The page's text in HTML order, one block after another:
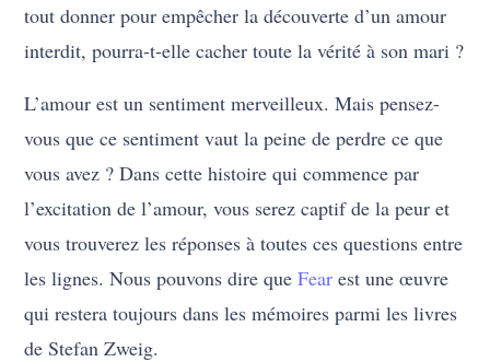
tout donner pour empêcher la découverte d’un amour
interdit, pourra-t-elle cacher toute la vérité à son mari ?
L’amour est un sentiment merveilleux. Mais pensez-
vous que ce sentiment vaut la peine de perdre ce que
vous avez ? Dans cette histoire qui commence par
l’excitation de l’amour, vous serez captif de la peur et
vous trouverez les réponses à toutes ces questions entre
les lignes. Nous pouvons dire queFear est une œuvre
qui restera toujours dans les mémoires parmi les livres
de Stefan Zweig.